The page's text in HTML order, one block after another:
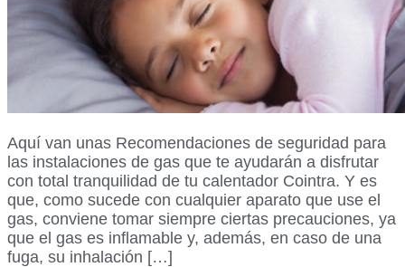
Aquí van unas Recomendaciones de seguridad para
las instalaciones de gas que te ayudarán a disfrutar
con total tranquilidad de tu calentador Cointra. Y es
que, como sucede con cualquier aparato que use el
gas, conviene tomar siempre ciertas precauciones, ya
que el gas es inflamable y, además, en caso de una
fuga, su inhalación […]